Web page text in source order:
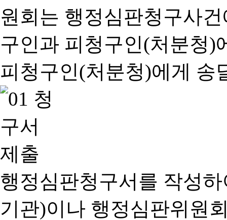
행정심판청구서를 작성
기관)이나 행정심판위원